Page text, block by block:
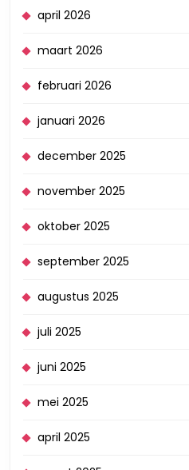
april 2026
maart 2026
februari 2026
januari 2026
december 2025
november 2025
oktober 2025
september 2025
augustus 2025
juli 2025
juni 2025
mei 2025
april 2025